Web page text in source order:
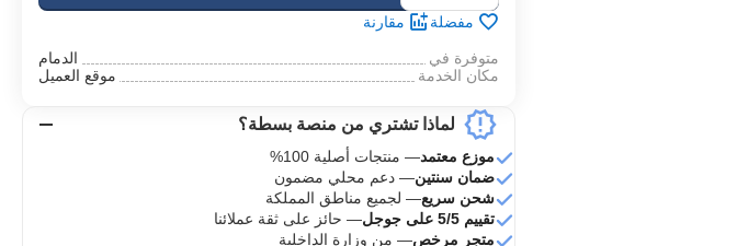
مفضلة مقارنة
متوفرة في
الدمام
مكان الخدمة
موقع العميل
لماذا تشتري من منصة بسطة؟
موزع معتمد— منتجات أصلية 100%
ضمان سنتين— دعم محلي مضمون
شحن سريع— لجميع مناطق المملكة
تقييم 5/5 على جوجل
— حائز على ثقة عملائنا
متجر مرخص— من وزارة الداخلية